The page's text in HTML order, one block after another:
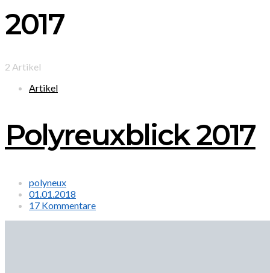
2017
2 Artikel
Artikel
Polyreuxblick 2017
polyneux
01.01.2018
17 Kommentare